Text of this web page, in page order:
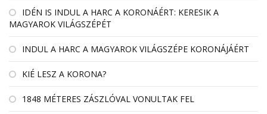
IDÉN IS INDUL A HARC A KORONÁÉRT: KERESIK A
MAGYAROK VILÁGSZÉPÉT
INDUL A HARC A MAGYAROK VILÁGSZÉPE KORONÁJÁÉRT
KIÉ LESZ A KORONA?
1848 MÉTERES ZÁSZLÓVAL VONULTAK FEL